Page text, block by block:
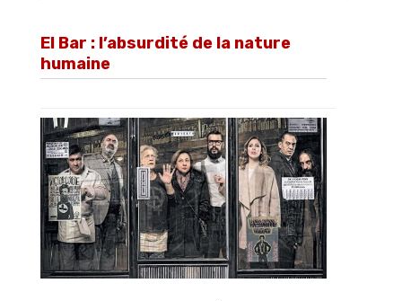
El Bar : l’absurdité de la nature
humaine